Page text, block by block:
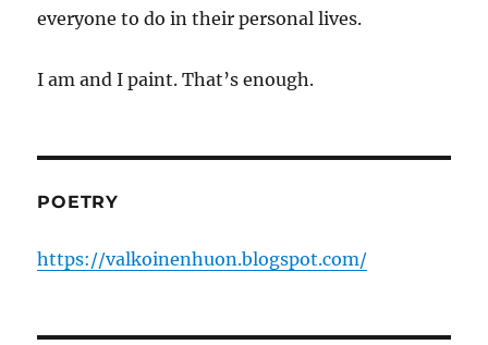
everyone to do in their personal lives.
I am and I paint. That’s enough.
POETRY
https://valkoinenhuon.blogspot.com/